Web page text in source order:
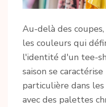
Au-delà des
les couleurs qui
l'identité d'un tee-
saison se
particulière dans
avec des palettes